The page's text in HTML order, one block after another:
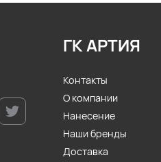
ГК АРТИЯ
Контакты
О компании
Нанесение
Наши бренды
Доставка